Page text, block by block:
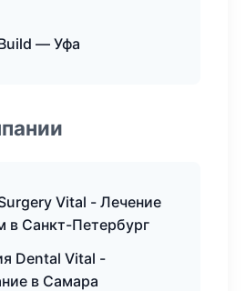
— Уфа
Vital - Лечение
в Санкт-Петербург
Dental Vital -
в Самара